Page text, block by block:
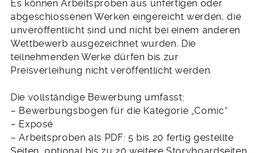
Es können Arbeitsproben aus unfertigen oder
abgeschlossenen Werken eingereicht werden, die
unveröffentlicht sind und nicht bei einem anderen
Wettbewerb ausgezeichnet wurden. Die
teilnehmenden Werke dürfen bis zur
Preisverleihung nicht veröffentlicht werden.
Die vollständige Bewerbung umfasst:
– Bewerbungsbogen für die Kategorie „Comic“
– Exposé
– Arbeitsproben als PDF: 5 bis 20 fertig gestellte
Seiten, optional bis zu 20 weitere Storyboardseiten